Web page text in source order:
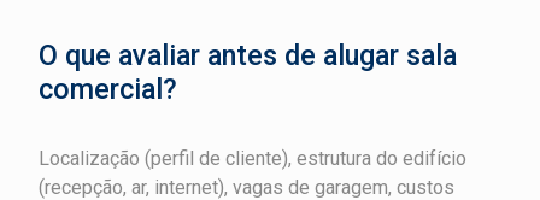
O que avaliar antes de alugar sala
comercial?
Localização (perfil de cliente), estrutura do edifício
(recepção, ar, internet), vagas de garagem, custos